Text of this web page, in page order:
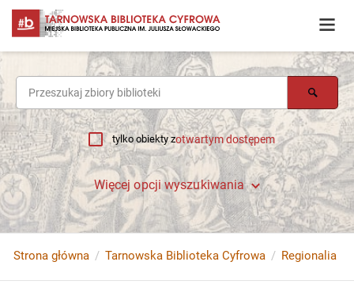
tylko obiekty zotwartym dostępem
Więcej opcji wyszukiwania
Strona główna Tarnowska Biblioteka Cyfrowa Regionalia